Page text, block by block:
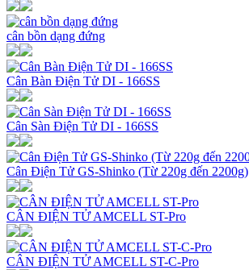
cân bồn dạng đứng
Cân Bàn Điện Tử DI - 166SS
Cân Sàn Điện Tử DI - 166SS
Cân Điện Tử GS-Shinko (Từ 220g đến 2200g)
CÂN ĐIỆN TỬ AMCELL ST-Pro
CÂN ĐIỆN TỬ AMCELL ST-C-Pro